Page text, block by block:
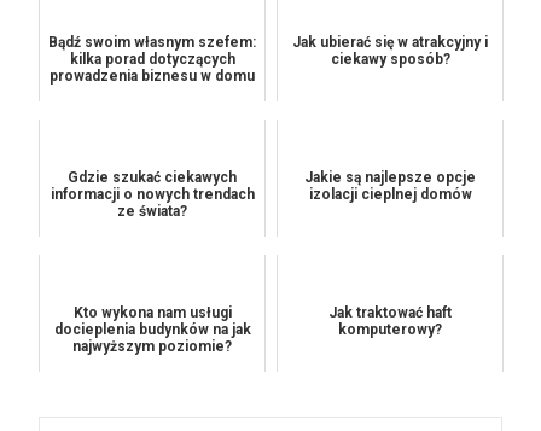
Bądź swoim własnym szefem:
kilka porad dotyczących
prowadzenia biznesu w domu
Jak ubierać się w atrakcyjny i
ciekawy sposób?
Gdzie szukać ciekawych
informacji o nowych trendach
ze świata?
Jakie są najlepsze opcje
izolacji cieplnej domów
Kto wykona nam usługi
docieplenia budynków na jak
najwyższym poziomie?
Jak traktować haft
komputerowy?